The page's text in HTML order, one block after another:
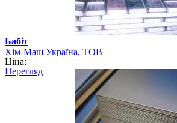
Бабіт
Хім-Маш Україна, ТОВ
Ціна:
Перегляд